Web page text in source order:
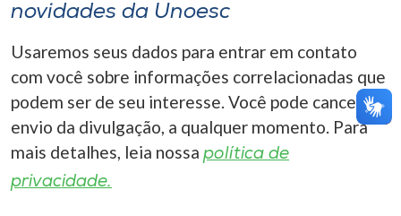
novidades da Unoesc
Usaremos seus dados para entrar em contato
com você sobre informações correlacionadas que
podem ser de seu interesse. Você pode cancelar o
envio da divulgação, a qualquer momento. Para
mais detalhes, leia nossa política de
privacidade.